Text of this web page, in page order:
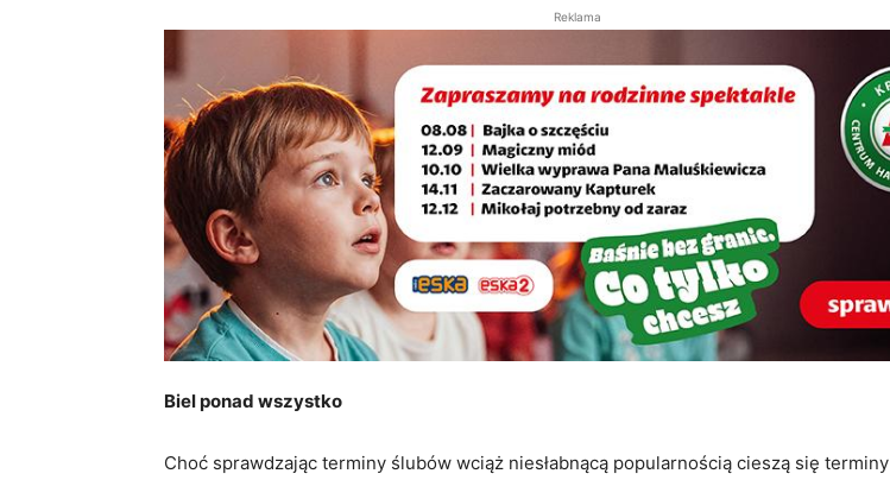
Reklama
Biel ponad wszystko
Choć sprawdzając terminy ślubów wciąż niesłabnącą popularnością cieszą się terminy